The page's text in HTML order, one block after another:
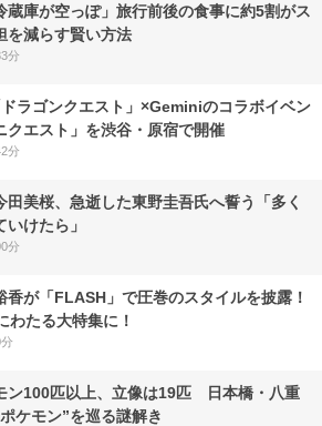
蔵庫が空っぽ」旅行前後の食事に約5割がス
減らす賢い方法
分
ラゴンクエスト」×Geminiのコラボイベン
クエスト」を渋谷・原宿で開催
分
田美桜、急逝した東野圭吾氏へ誓う「多く
けたら」
分
香が「FLASH」で圧巻のスタイルを披露！
わたる大特集に！
ン100匹以上、立像は19匹 日本橋・八重
ケモン”を巡る謎解き